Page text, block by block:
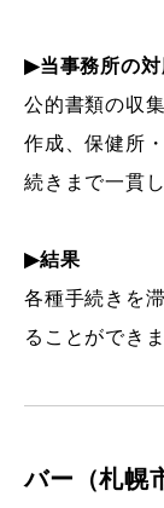
▶当事務所の対
公的書類の収
作成、保健所
続きまで一貫
▶結果
各種手続きを
ることができま
バー（札幌